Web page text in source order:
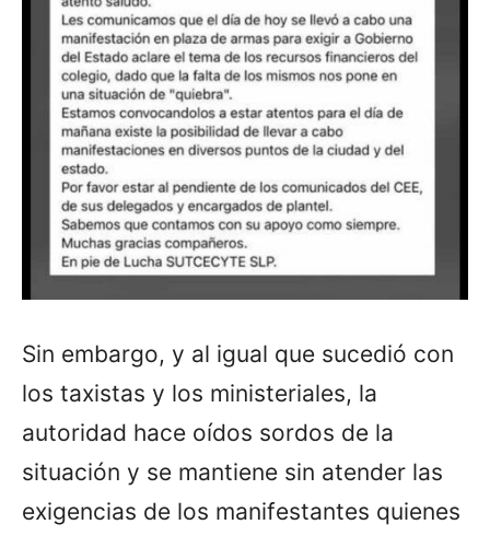
Sin embargo, y al igual que sucedió con
los taxistas y los ministeriales, la
autoridad hace oídos sordos de la
situación y se mantiene sin atender las
exigencias de los manifestantes quienes